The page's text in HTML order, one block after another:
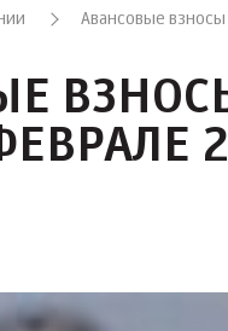
Авансовые взносы